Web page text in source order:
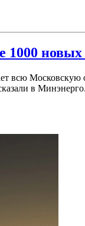
1000
всю
в Минэнерго.